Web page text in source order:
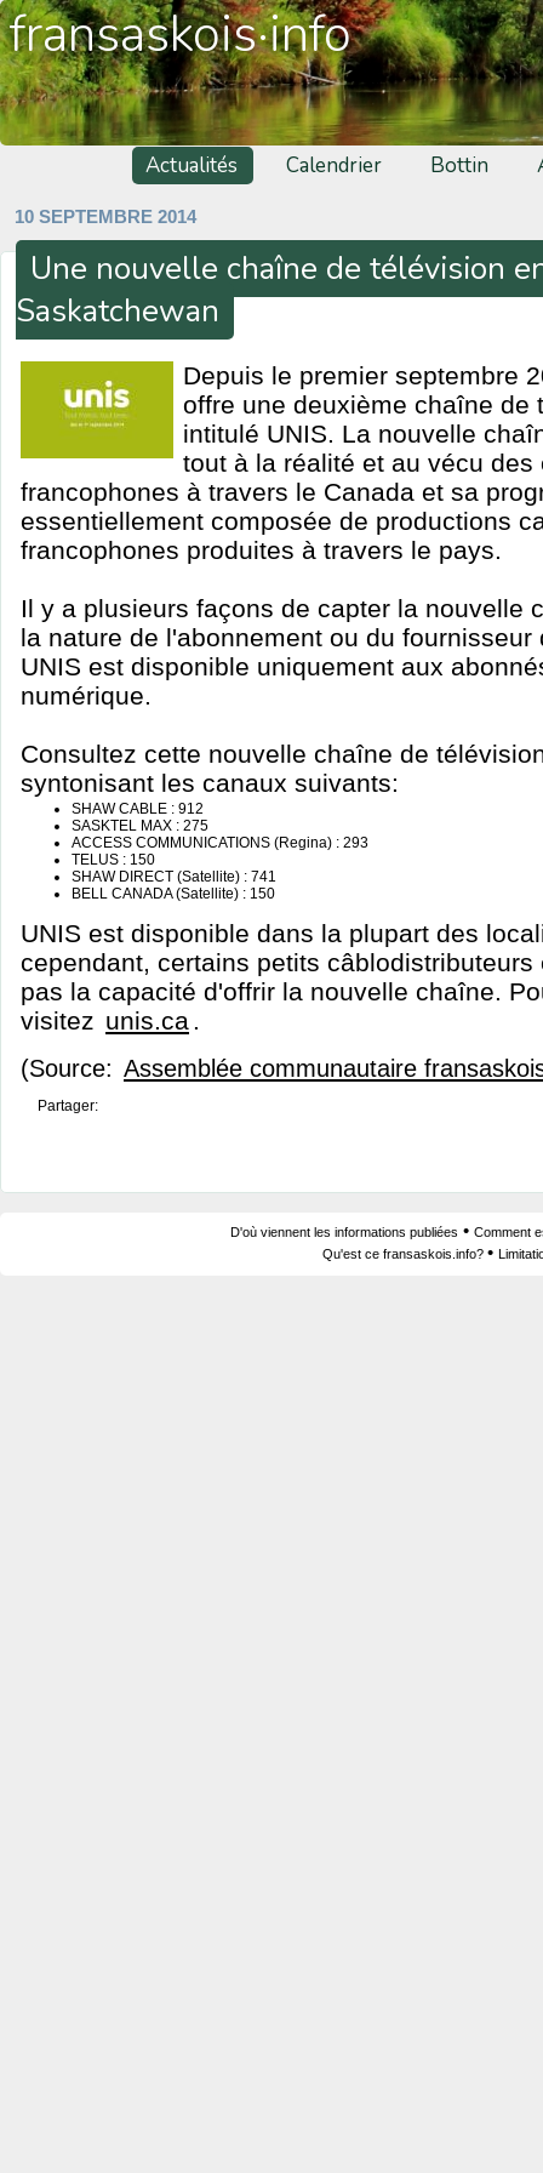
fransaskois·info
Actualités Calendrier Bottin
10 SEPTEMBRE 2014
Une nouvelle chaîne de télévision
Saskatchewan
Depuis le premier septembre
offre une deuxième chaîne de
intitulé UNIS. La nouvelle
tout à la réalité et au vécu des
francophones à travers le Canada et sa
essentiellement composée de productions
francophones produites à travers le pays.
Il y a plusieurs façons de capter la nouvelle
la nature de l'abonnement ou du
UNIS est disponible uniquement aux
numérique.
Consultez cette nouvelle chaîne de
syntonisant les canaux suivants:
SHAW CABLE : 912
SASKTEL MAX : 275
ACCESS COMMUNICATIONS (Regina) : 293
TELUS : 150
SHAW DIRECT (Satellite) : 741
BELL CANADA (Satellite) : 150
UNIS est disponible dans la plupart des
cependant, certains petits
pas la capacité d'offrir la nouvelle chaîne.
visitez unis.ca .
(Source: Assemblée communautaire
Partager:
D'où viennent les informations publiées • Comment
Qu'est ce fransaskois.info? •